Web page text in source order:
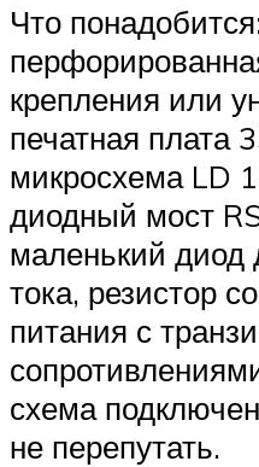
Что
крепления или
печатная плата
микросхема LD
диодный мост
маленький диод
тока, резистор
питания с
схема
не перепутать.